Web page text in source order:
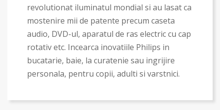
revolutionat iluminatul mondial si au lasat ca
mostenire mii de patente precum caseta
audio, DVD-ul, aparatul de ras electric cu cap
rotativ etc. Incearca inovatiile Philips in
bucatarie, baie, la curatenie sau ingrijire
personala, pentru copii, adulti si varstnici.